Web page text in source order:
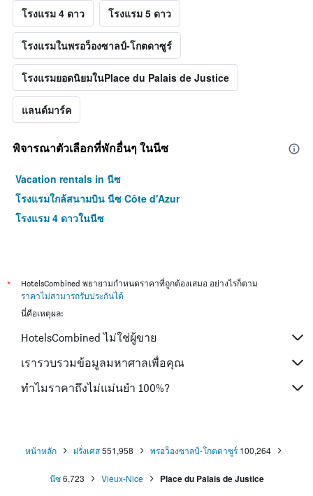
โรงแรม 4 ดาว โรงแรม 5 ดาว
โรงแรมในพรอว็องซาลป์-โกตดาซูร์
โรงแรมยอดนิยมในPlace du Palais de Justice
แลนด์มาร์ค
พิจารณาตัวเลือกที่พักอื่นๆ ในนีซ
Vacation rentals in นีซ
โรงแรมใกล้สนามบิน นีซ Côte d'Azur
โรงแรม 4 ดาวในนีซ
*
HotelsCombined พยายามกำหนดราคาที่ถูกต้องเสมอ อย่างไรก็ตาม
ราคาไม่สามารถรับประกันได้
นี่คือเหตุผล:
HotelsCombined ไม่ใช่ผู้ขาย
เรารวบรวมข้อมูลมหาศาลเพื่อคุณ
ทำไมราคาถึงไม่แม่นยำ 100%?
หน้าหลัก ฝรั่งเศส551,958 พรอว็องซาลป์-โกตดาซูร์ 100,264
นีซ 6,723 Vieux-Nice Place du Palais de Justice